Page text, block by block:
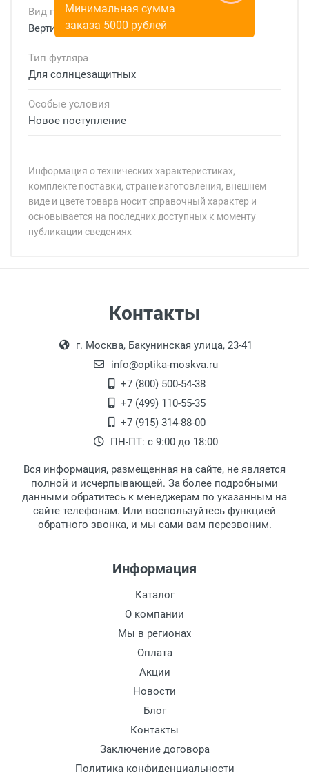
Вид пенала
Вертикальный
Тип футляра
Для солнцезащитных
Особые условия
Новое поступление
Информация о технических характеристиках,
комплекте поставки, стране изготовления, внешнем
виде и цвете товара носит справочный характер и
основывается на последних доступных к моменту
публикации сведениях
Самовывоз.
Оплата товара производится
наличными непосредственно на пункте
выдачи товара.
Перечисление средств на расчетный счет.
18:00, по субботам с 11:00 до 15:00, в
офисе по адресу: г. Москва,
Переведеновский переулок 17, корпус 1,
второй этаж, тел. +7 (499) 110-55-35.
После того, как заказ поступает в пункт
выдачи, наш менеджер связывается с
клиентом и оповещает о поступлении
товара.
Для получения товара при себе
обязательно иметь паспорт.
Заказ необходимо забрать в течение 3
рабочих дней с момента поступления на
дополнительных расходов за хранение
Доставляем товар по Москве компанией
Сдэк до ближайшего к вам пункта
Доставка транспортными компаниями по
Данный способ доставки осуществляется
преимущественно по России.
Контакты
г. Москва, Бакунинская улица, 23-41
info@optika-moskva.ru
+7 (800) 500-54-38
+7 (499) 110-55-35
+7 (915) 314-88-00
ПН-ПТ: с 9:00 до 18:00
Вся информация, размещенная на сайте, не является
полной и исчерпывающей. За более подробными
данными обратитесь к менеджерам по указанным на
сайте телефонам. Или воспользуйтесь функцией
обратного звонка, и мы сами вам перезвоним.
Информация
Каталог
О компании
Мы в регионах
Оплата
Акции
Новости
Блог
Контакты
Заключение договора
Политика конфиденциальности
Минимальная сумма
заказа 5000 рублей